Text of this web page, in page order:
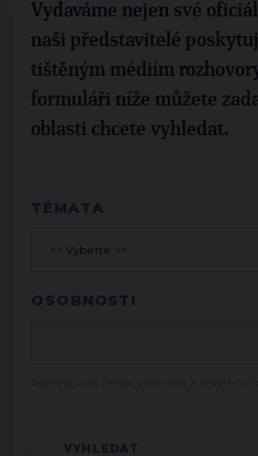
Vydaváme nejen své
naši představitelé
tištěným médiím
formuláři níže můžete
oblasti chcete vyhledat.
TÉMATA
OSOBNOSTI